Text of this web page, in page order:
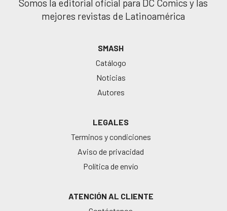
Somos la editorial oficial para DC Comics y las
mejores revistas de Latinoamérica
SMASH
Catálogo
Noticias
Autores
LEGALES
Terminos y condiciones
Aviso de privacidad
Política de envío
ATENCIÓN AL CLIENTE